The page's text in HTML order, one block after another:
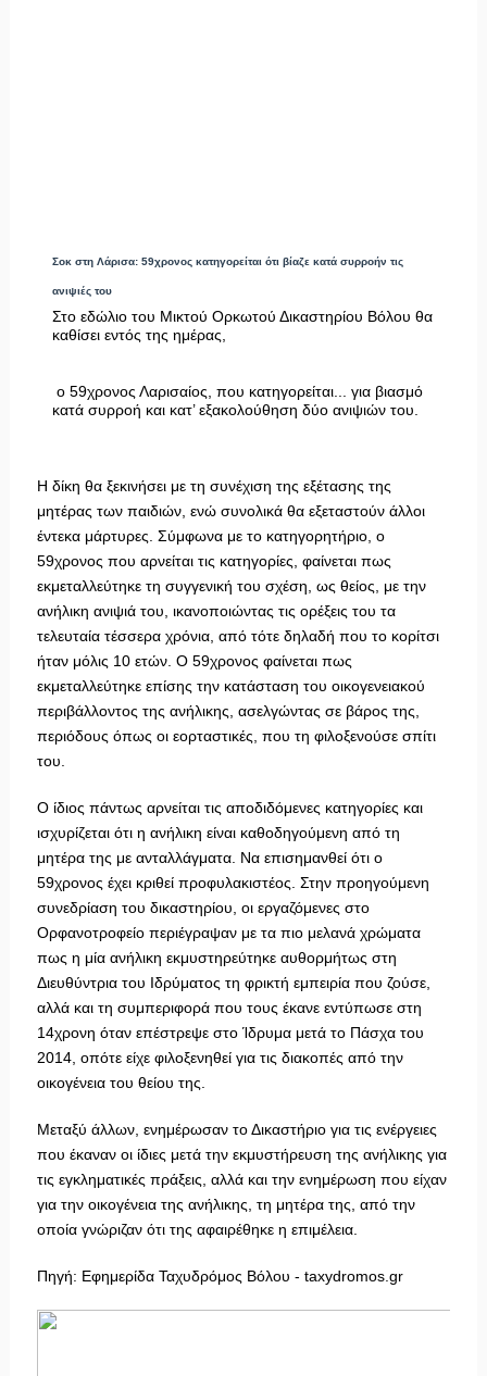
Σοκ στη Λάρισα: 59χρονος κατηγορείται ότι βίαζε κατά συρροήν τις
ανιψιές του
Στο εδώλιο του Μικτού Ορκωτού Δικαστηρίου Βόλου θα
καθίσει εντός της ημέρας,
ο 59χρονος Λαρισαίος, που κατηγορείται... για βιασμό
κατά συρροή και κατ’ εξακολούθηση δύο ανιψιών του.
Η δίκη θα ξεκινήσει με τη συνέχιση της εξέτασης της
μητέρας των παιδιών, ενώ συνολικά θα εξεταστούν άλλοι
έντεκα μάρτυρες. Σύμφωνα με το κατηγορητήριο, ο
59χρονος που αρνείται τις κατηγορίες, φαίνεται πως
εκμεταλλεύτηκε τη συγγενική του σχέση, ως θείος, με την
ανήλικη ανιψιά του, ικανοποιώντας τις ορέξεις του τα
τελευταία τέσσερα χρόνια, από τότε δηλαδή που το κορίτσι
ήταν μόλις 10 ετών. Ο 59χρονος φαίνεται πως
εκμεταλλεύτηκε επίσης την κατάσταση του οικογενειακού
περιβάλλοντος της ανήλικης, ασελγώντας σε βάρος της,
περιόδους όπως οι εορταστικές, που τη φιλοξενούσε σπίτι
του.
Ο ίδιος πάντως αρνείται τις αποδιδόμενες κατηγορίες και
ισχυρίζεται ότι η ανήλικη είναι καθοδηγούμενη από τη
μητέρα της με ανταλλάγματα. Να επισημανθεί ότι ο
59χρονος έχει κριθεί προφυλακιστέος. Στην προηγούμενη
συνεδρίαση του δικαστηρίου, οι εργαζόμενες στο
Ορφανοτροφείο περιέγραψαν με τα πιο μελανά χρώματα
πως η μία ανήλικη εκμυστηρεύτηκε αυθορμήτως στη
Διευθύντρια του Ιδρύματος τη φρικτή εμπειρία που ζούσε,
αλλά και τη συμπεριφορά που τους έκανε εντύπωσε στη
14χρονη όταν επέστρεψε στο Ίδρυμα μετά το Πάσχα του
2014, οπότε είχε φιλοξενηθεί για τις διακοπές από την
οικογένεια του θείου της.
Μεταξύ άλλων, ενημέρωσαν το Δικαστήριο για τις ενέργειες
που έκαναν οι ίδιες μετά την εκμυστήρευση της ανήλικης για
τις εγκληματικές πράξεις, αλλά και την ενημέρωση που είχαν
για την οικογένεια της ανήλικης, τη μητέρα της, από την
οποία γνώριζαν ότι της αφαιρέθηκε η επιμέλεια.
Πηγή: Εφημερίδα Ταχυδρόμος Βόλου - taxydromos.gr